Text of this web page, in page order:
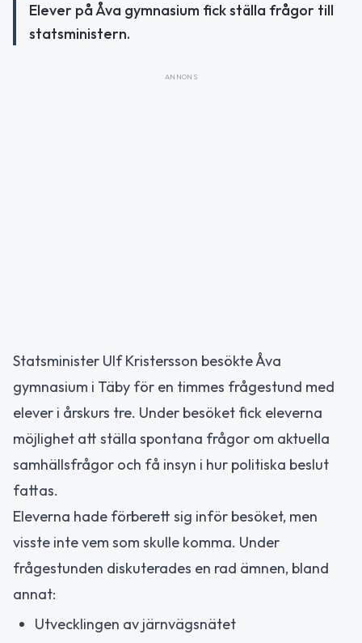
Elever på Åva gymnasium fick ställa frågor till
statsministern.
ANNONS
Statsminister Ulf Kristersson besökte Åva
gymnasium i Täby för en timmes frågestund med
elever i årskurs tre. Under besöket fick eleverna
möjlighet att ställa spontana frågor om aktuella
samhällsfrågor och få insyn i hur politiska beslut
fattas.
Eleverna hade förberett sig inför besöket, men
visste inte vem som skulle komma. Under
frågestunden diskuterades en rad ämnen, bland
annat:
Utvecklingen av järnvägsnätet